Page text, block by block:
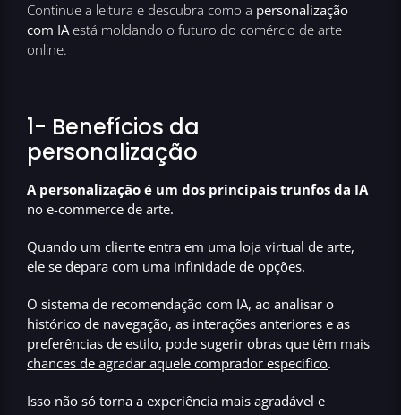
Continue a leitura e descubra como a personalização
com IAestá moldando o futuro do comércio de arte
online.
1- Benefícios da
personalização
A personalização é um dos principais trunfos da IA
no e-commerce de arte.
Quando um cliente entra em uma loja virtual de arte,
ele se depara com uma infinidade de opções.
O sistema de recomendação com IA, ao analisar o
histórico de navegação, as interações anteriores e as
preferências de estilo, pode sugerir obras que têm mais
chances de agradar aquele comprador específico.
Isso não só torna a experiência mais agradável e